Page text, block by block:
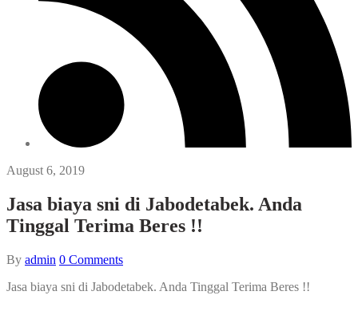
August 6, 2019
Jasa biaya sni di Jabodetabek. Anda
Tinggal Terima Beres !!
By admin 0 Comments
Jasa biaya sni di Jabodetabek. Anda Tinggal Terima Beres !!